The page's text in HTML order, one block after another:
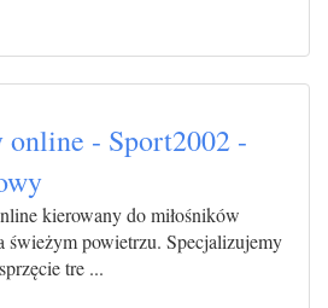
online - Sport2002 -
kierowany do miłośników
świeżym powietrzu. Specjalizujemy
tre ...